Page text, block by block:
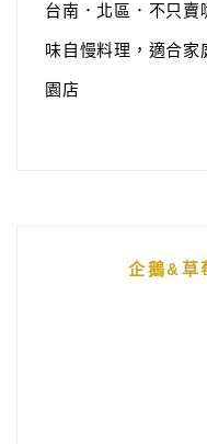
台南．北區．不只
味自慢料理，適合
園店
企鵝&草